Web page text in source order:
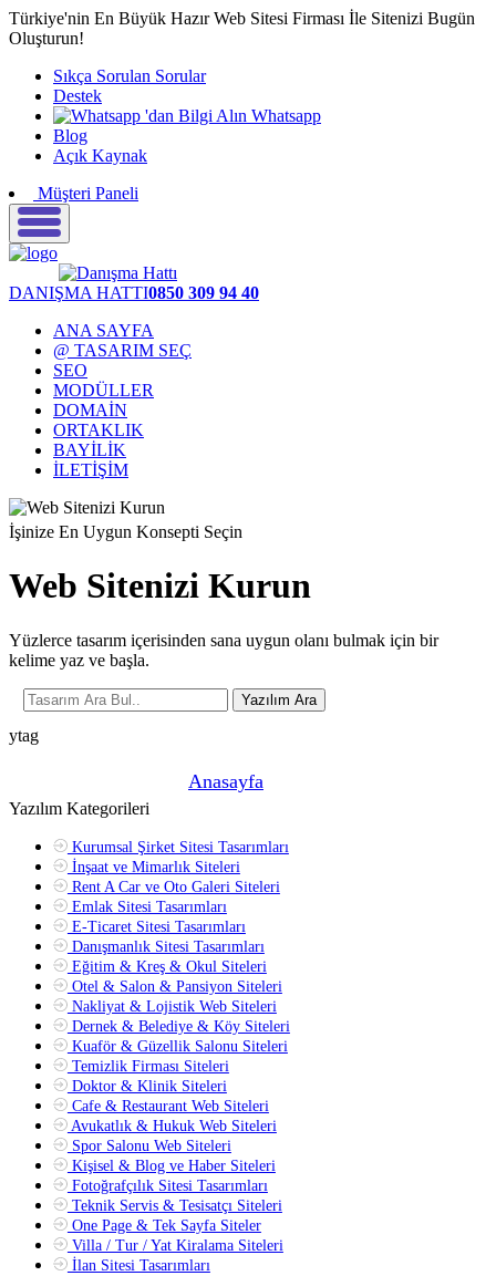
Türkiye'nin En Büyük Hazır Web Sitesi Firması İle Sitenizi Bugün
Oluşturun!
Sıkça Sorulan Sorular
Destek
Whatsapp
Blog
Açık Kaynak
Müşteri Paneli
DANIŞMA HATTI0850 309 94 40
ANA SAYFA
@ TASARIM SEÇ
SEO
MODÜLLER
DOMAİN
ORTAKLIK
BAYİLİK
İLETİŞİM
İşinize En Uygun Konsepti Seçin
Web Sitenizi Kurun
Yüzlerce tasarım içerisinden sana uygun olanı bulmak için bir
kelime yaz ve başla.
Yazılım Ara
ytag
Anasayfa
Yazılım Kategorileri
Kurumsal Şirket Sitesi Tasarımları
İnşaat ve Mimarlık Siteleri
Rent A Car ve Oto Galeri Siteleri
Emlak Sitesi Tasarımları
E-Ticaret Sitesi Tasarımları
Danışmanlık Sitesi Tasarımları
Eğitim & Kreş & Okul Siteleri
Otel & Salon & Pansiyon Siteleri
Nakliyat & Lojistik Web Siteleri
Dernek & Belediye & Köy Siteleri
Kuaför & Güzellik Salonu Siteleri
Temizlik Firması Siteleri
Doktor & Klinik Siteleri
Cafe & Restaurant Web Siteleri
Avukatlık & Hukuk Web Siteleri
Spor Salonu Web Siteleri
Kişisel & Blog ve Haber Siteleri
Fotoğrafçılık Sitesi Tasarımları
Teknik Servis & Tesisatçı Siteleri
One Page & Tek Sayfa Siteler
Villa / Tur / Yat Kiralama Siteleri
İlan Sitesi Tasarımları